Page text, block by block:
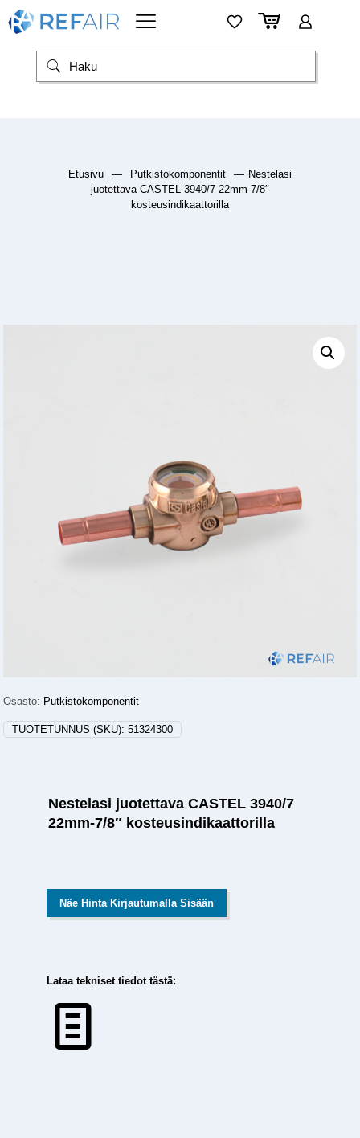
Etusivu — Putkistokomponentit — Nestelasi
juotettava CASTEL 3940/7 22mm-7/8″
kosteusindikaattorilla
Osasto: Putkistokomponentit
TUOTETUNNUS (SKU):51324300
Nestelasi juotettava CASTEL 3940/7
22mm-7/8″ kosteusindikaattorilla
Näe Hinta Kirjautumalla Sisään
Lataa tekniset tiedot tästä: